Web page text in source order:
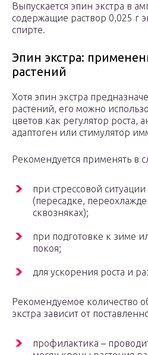
Выпускается эпин экстра в
содержащие раствор 0,025 г
спирте.
Эпин экстра:
растений
Хотя эпин экстра
растений, его можно
цветов как регулятор роста,
адаптоген или стимулятор
Рекомендуется применять в
при стрессовой
(пересадке,
сквозняках);
при подготовке к зиме
покоя;
для ускорения роста и
Рекомендуемое количество
экстра зависит от
профилактика –